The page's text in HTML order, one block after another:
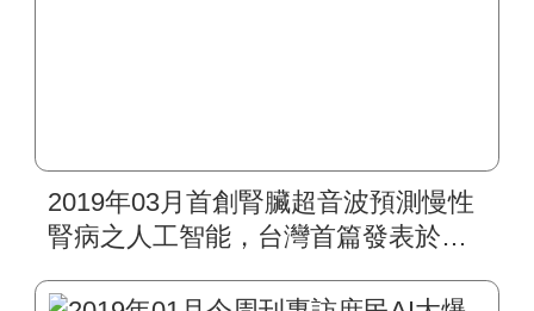
2019年03月首創腎臟超音波預測慢性
腎病之人工智能，台灣首篇發表於